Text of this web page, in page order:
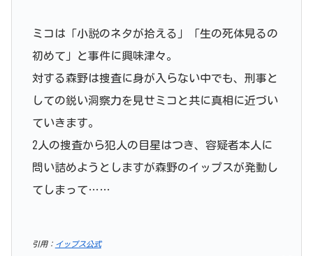
ミコは「小説のネタが拾える」「生の死体見るの
初めて」と事件に興味津々。
対する森野は捜査に身が入らない中でも、刑事と
しての鋭い洞察力を見せミコと共に真相に近づい
ていきます。
2人の捜査から犯人の目星はつき、容疑者本人に
問い詰めようとしますが森野のイップスが発動し
てしまって……
引用： イップス公式